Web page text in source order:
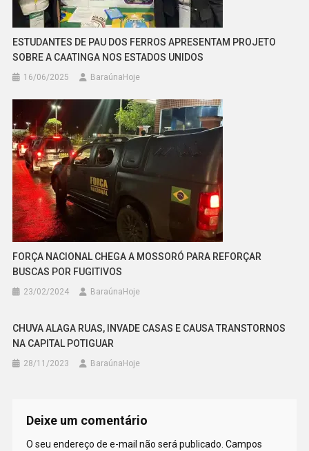
ESTUDANTES DE PAU DOS FERROS APRESENTAM PROJETO
SOBRE A CAATINGA NOS ESTADOS UNIDOS
16/06/2025 BaraúnaHoje
FORÇA NACIONAL CHEGA A MOSSORÓ PARA REFORÇAR
BUSCAS POR FUGITIVOS
23/02/2024 BaraúnaHoje
CHUVA ALAGA RUAS, INVADE CASAS E CAUSA TRANSTORNOS
NA CAPITAL POTIGUAR
28/11/2023 BaraúnaHoje
Deixe um comentário
O seu endereço de e-mail não será publicado. Campos